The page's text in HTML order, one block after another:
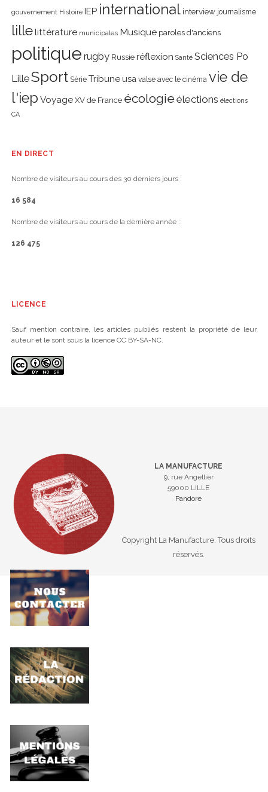
gouvernement Histoire IEP international interview journalisme
lillelittérature municipales Musique paroles d'anciens
politique rugby Russie réflexion Santé Sciences Po
LilleSport Série Tribune usa valse avec le cinéma vie de
l'iep Voyage XV de France écologie élections élections
CA
EN DIRECT
Nombre de visiteurs au cours des 30 derniers jours :
16 584
Nombre de visiteurs au cours de la dernière année :
126 475
LICENCE
Sauf mention contraire, les articles publiés restent la propriété de leur
auteur et le sont sous la licence CC BY-SA-NC.
LA MANUFACTURE
9, rue Angellier
59000 LILLE
Pandore
Copyright La Manufacture. Tous droits
réservés.